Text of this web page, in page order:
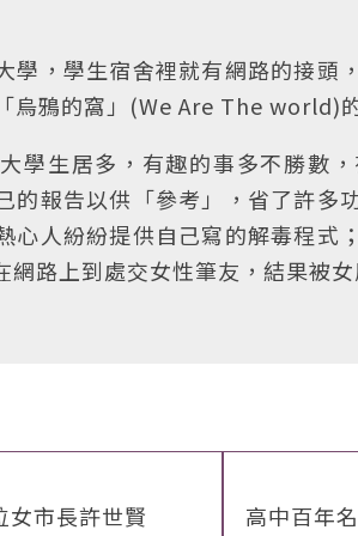
學，學生宿舍裡就有網路的接頭
鴉的窩」(We Are The world)
學生居多，有趣的事多不勝數
的報告以供「參考」，省了許多
心人紛紛提供自己寫的解毒程式
路上到處交女性筆友，結果被
女市長許世賢 高中百年